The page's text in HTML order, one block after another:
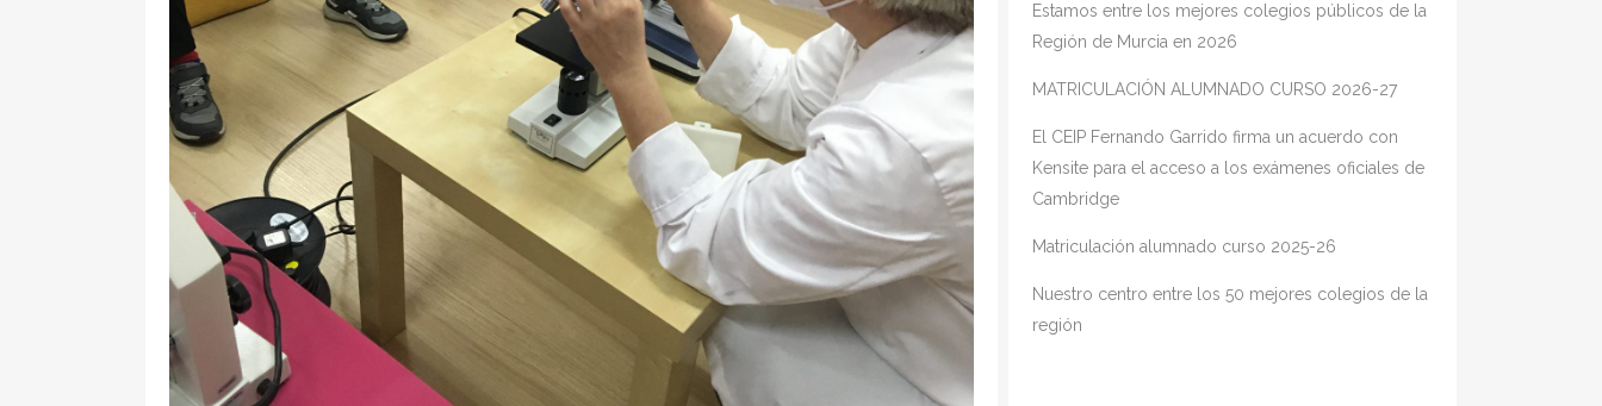
Estamos entre los mejores colegios públicos de la
Región de Murcia en 2026
MATRICULACIÓN ALUMNADO CURSO 2026-27
El CEIP Fernando Garrido firma un acuerdo con
Kensite para el acceso a los exámenes oficiales de
Cambridge
Matriculación alumnado curso 2025-26
Nuestro centro entre los 50 mejores colegios de la
región